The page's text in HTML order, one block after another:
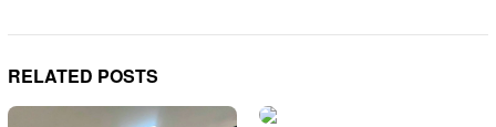
RELATED POSTS